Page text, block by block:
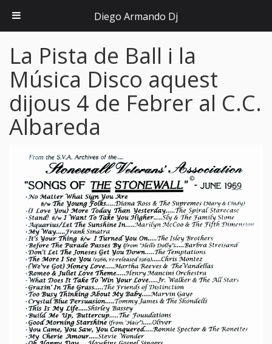
La Pista de Ball i la
Música Disco aquest
dijous 4 de Febrer al C.C.
Albareda
Diego Armando Dj